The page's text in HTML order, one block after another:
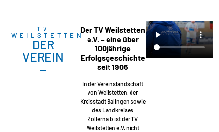
TV
WEILSTETTEN
DER
VEREIN
Der TV Weilstetten
e.V. – eine über
100jährige
Erfolgsgeschichte
seit 1906
In der Vereinslandschaft
von Weilstetten, der
Kreisstadt Balingen sowie
des Landkreises
Zollernalb ist der TV
Weilstetten e.V. nicht